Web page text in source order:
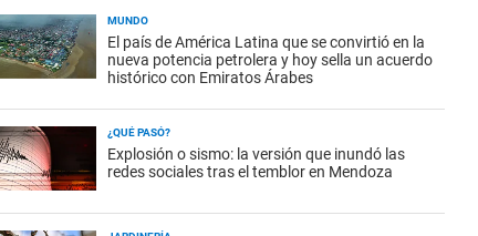
MUNDO
El país de América Latina que se convirtió en la
nueva potencia petrolera y hoy sella un acuerdo
histórico con Emiratos Árabes
¿QUÉ PASÓ?
Explosión o sismo: la versión que inundó las
redes sociales tras el temblor en Mendoza